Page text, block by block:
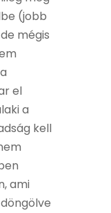
(jobb
mégis
el
a
kell
ami